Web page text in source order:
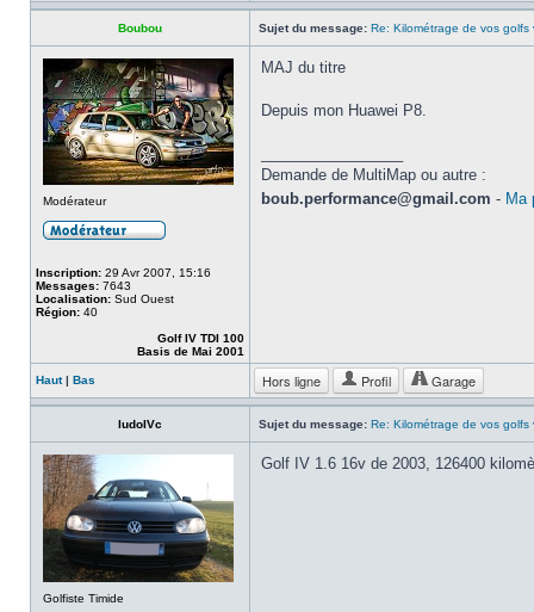
Boubou Sujet du message: Re: Kilométrage de vos golfs
Modérateur
Inscription: 29 Avr 2007, 15:16
Messages: 7643
Localisation: Sud Ouest
Région: 40
Golf IV TDI 100
Basis de Mai 2001
MAJ du titre
Depuis mon Huawei P8.
Demande de MultiMap ou autre :
boub.performance@gmail.com - Ma
Haut| Bas Hors ligne Profil Garage
ludoIVc Sujet du message: Re: Kilométrage de vos golfs
Golfiste Timide
Golf IV 1.6 16v de 2003, 126400